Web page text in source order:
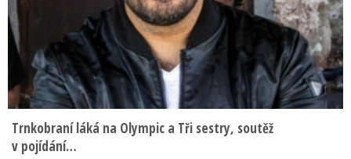
Trnkobraní láká na Olympic a Tři sestry, soutěž
v pojídání…